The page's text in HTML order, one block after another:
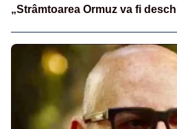
„Strâmtoarea Ormuz va fi